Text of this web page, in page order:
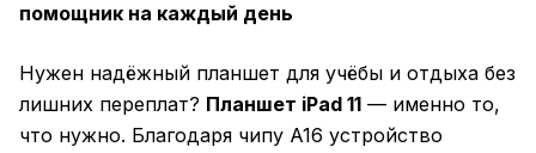
помощник на каждый день
Нужен надёжный планшет для учёбы и отдыха без
лишних переплат? Планшет iPad 11 — именно то,
что нужно. Благодаря чипу A16 устройство